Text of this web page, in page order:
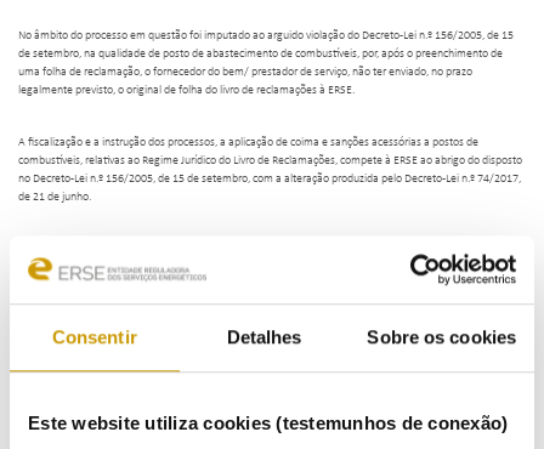
Consentir Detalhes Sobre os cookies
Este website utiliza cookies (testemunhos de conexão)
No âmbito do processo em questão foi imputado ao arguido violação do Decreto-Lei n.º 156/2005, de 15
de setembro, na qualidade de posto de abastecimento de combustíveis, por, após o preenchimento de
uma folha de reclamação, o fornecedor do bem/ prestador de serviço, não ter enviado, no prazo
legalmente previsto, o original de folha do livro de reclamações à ERSE.
A fiscalização e a instrução dos processos, a aplicação de coima e sanções acessórias a postos de
combustíveis, relativas ao Regime Jurídico do Livro de Reclamações, compete à ERSE ao abrigo do disposto
no Decreto-Lei n.º 156/2005, de 15 de setembro, com a alteração produzida pelo Decreto-Lei n.º 74/2017,
de 21 de junho.
ao abrigo do artigo 50.º-A do Regime Geral das Contraordenações, ao pagamento voluntário da coima pelo
mínimo legal.
Em face do exposto, o processo de contraordenação foi encerrado e notificada a visada da extinção do